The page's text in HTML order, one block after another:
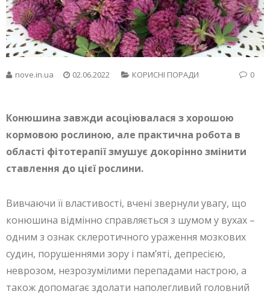
nove.in.ua 02.06.2022 КОРИСНІ ПОРАДИ 0
Конюшина завжди асоціювалася з хорошою
кормовою рослиною, але практична робота в
області фітотерапії змушує докорінно змінити
ставлення до цієї рослини.
Вивчаючи її властивості, вчені звернули увагу, що
конюшина відмінно справляється з шумом у вухах –
одним з ознак склеротичного ураження мозкових
судин, порушеннями зору і пам’яті, депресією,
неврозом, незрозумілими перепадами настрою, а
також допомагає здолати наполегливий головний